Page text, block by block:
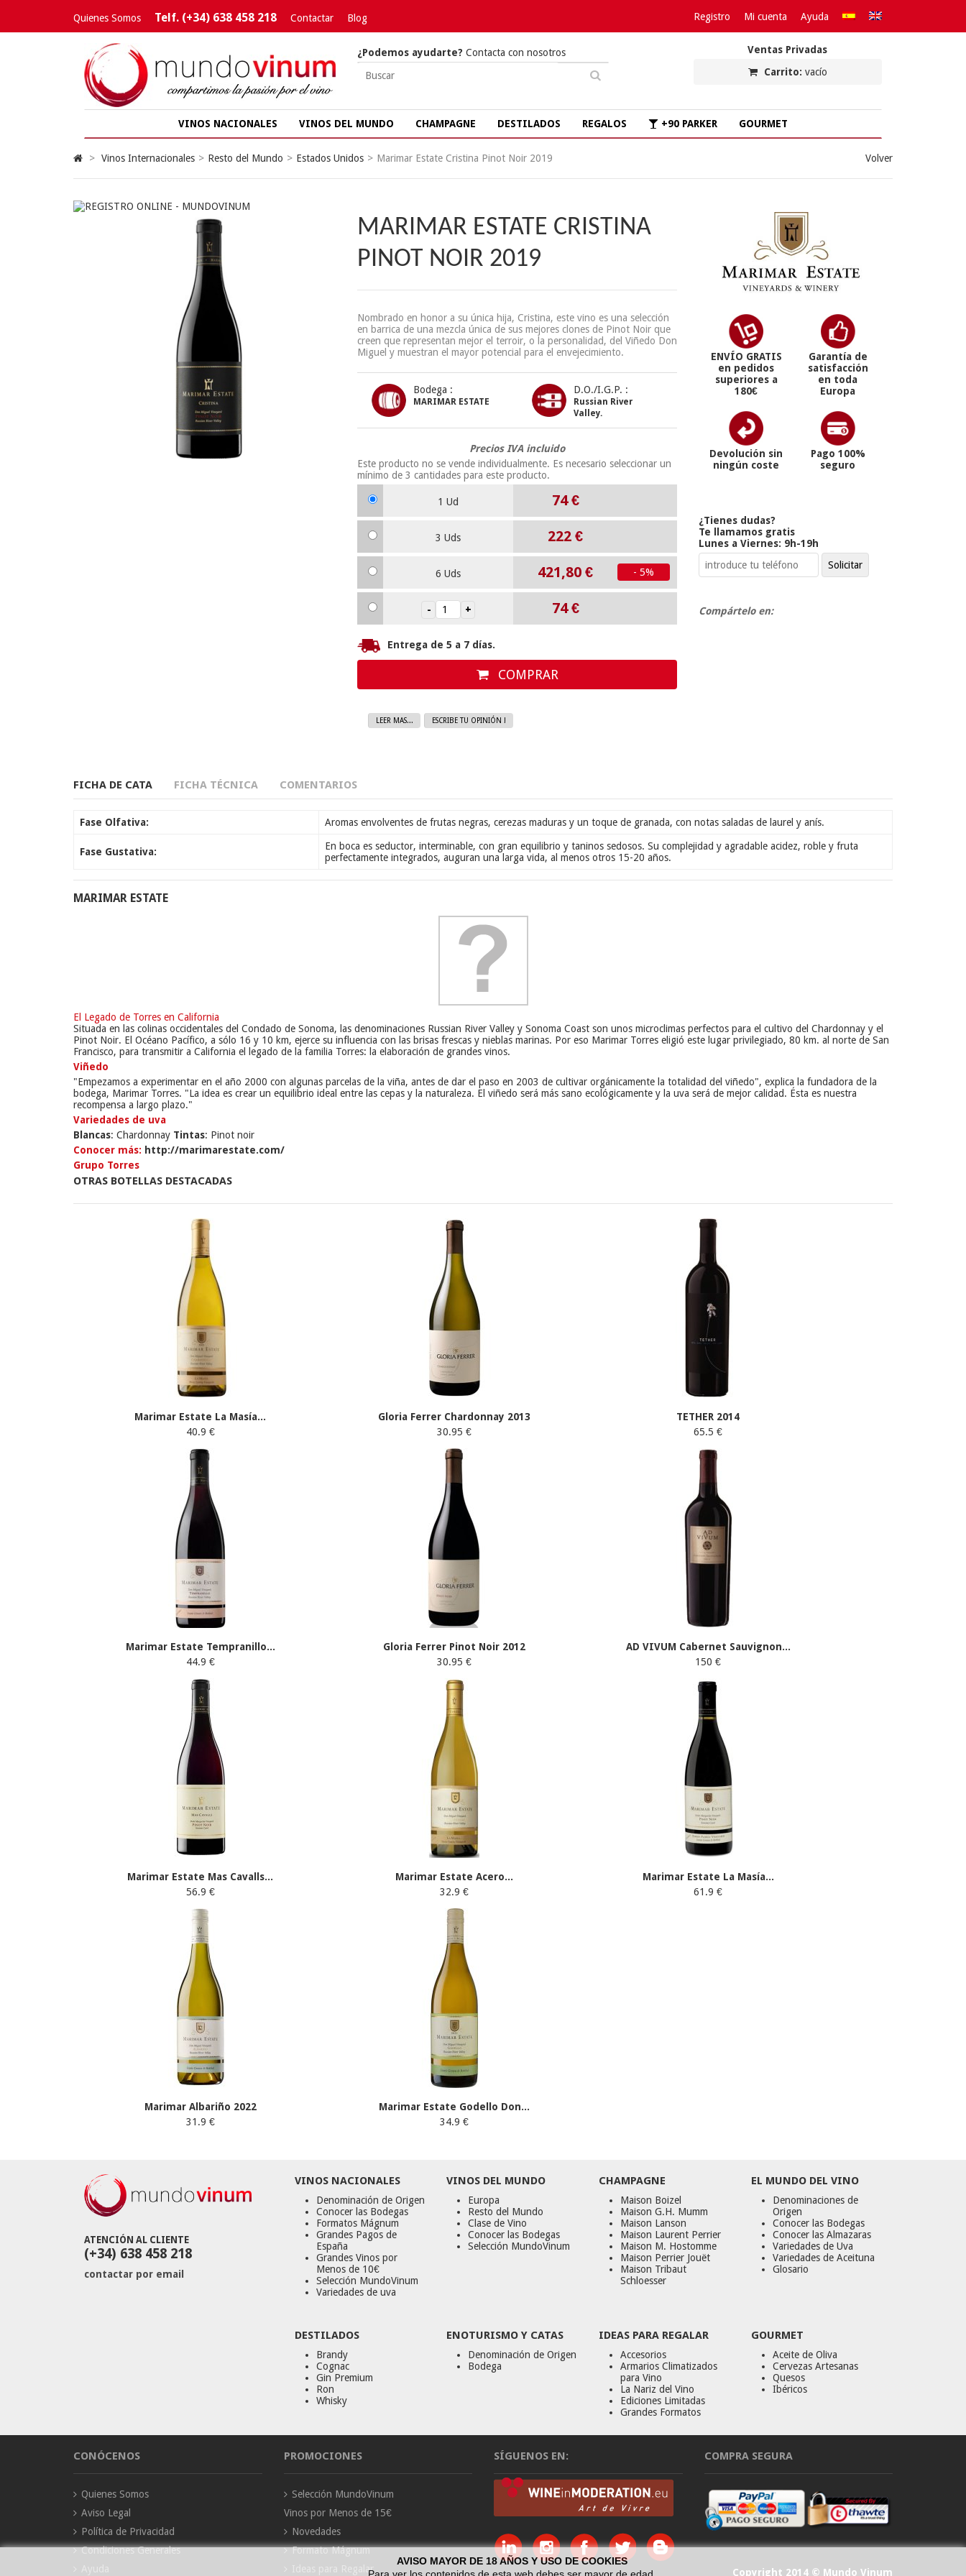
Quienes Somos Telf. (+34) 638 458 218 Contactar Blog Registro Mi cuenta Ayuda
Ventas Privadas
Carrito: vacío
¿Podemos ayudarte? Contacta con nosotros
VINOS NACIONALES VINOS DEL MUNDO CHAMPAGNE DESTILADOS REGALOS +90 PARKER GOURMET
> Vinos Internacionales > Resto del Mundo > Estados Unidos > Marimar Estate Cristina Pinot Noir 2019 Volver
MARIMAR ESTATE CRISTINA
PINOT NOIR 2019
Nombrado en honor a su única hija, Cristina, este vino es una selección
en barrica de una mezcla única de sus mejores clones de Pinot Noir que
creen que representan mejor el terroir, o la personalidad, del Viñedo Don
Miguel y muestran el mayor potencial para el envejecimiento.
Bodega :
MARIMAR ESTATE
D.O./I.G.P. :
Russian River
Valley.
Precios IVA incluido
Este producto no se vende individualmente. Es necesario seleccionar un
mínimo de 3 cantidades para este producto.
1 Ud 74€
3 Uds 222€
6 Uds 421,80 € - 5%
74€
Entrega de 5 a 7 días.
COMPRAR
LEER MAS... ESCRIBE TU OPINIÓN !
ENVÍO GRATIS
en pedidos
superiores a
180€
Garantía de
satisfacción
en toda
Europa
Devolución sin
ningún coste
Pago 100%
seguro
¿Tienes dudas?
Te llamamos gratis
Lunes a Viernes: 9h-19h
Compártelo en:
FICHA DE CATA FICHA TÉCNICA COMENTARIOS
Fase Olfativa: Aromas envolventes de frutas negras, cerezas maduras y un toque de granada, con notas saladas de laurel y anís.
Fase Gustativa:
En boca es seductor, interminable, con gran equilibrio y taninos sedosos. Su complejidad y agradable acidez, roble y fruta
perfectamente integrados, auguran una larga vida, al menos otros 15-20 años.
MARIMAR ESTATE
El Legado de Torres en California
Situada en las colinas occidentales del Condado de Sonoma, las denominaciones Russian River Valley y Sonoma Coast son unos microclimas perfectos para el cultivo del Chardonnay y el
Pinot Noir. El Océano Pacífico, a sólo 16 y 10 km, ejerce su influencia con las brisas frescas y nieblas marinas. Por eso Marimar Torres eligió este lugar privilegiado, 80 km. al norte de San
Francisco, para transmitir a California el legado de la familia Torres: la elaboración de grandes vinos.
Viñedo
"Empezamos a experimentar en el año 2000 con algunas parcelas de la viña, antes de dar el paso en 2003 de cultivar orgánicamente la totalidad del viñedo", explica la fundadora de la
bodega, Marimar Torres. "La idea es crear un equilibrio ideal entre las cepas y la naturaleza. El viñedo será más sano ecológicamente y la uva será de mejor calidad. Ésta es nuestra
recompensa a largo plazo."
Variedades de uva
Blancas: Chardonnay Tintas: Pinot noir
Conocer más: http://marimarestate.com/
Grupo Torres
OTRAS BOTELLAS DESTACADAS
Marimar Estate La Masía...
40.9 €
Gloria Ferrer Chardonnay 2013
30.95 €
TETHER 2014
65.5 €
Marimar Estate Tempranillo...
44.9 €
Gloria Ferrer Pinot Noir 2012
30.95 €
AD VIVUM Cabernet Sauvignon...
150 €
Marimar Estate Mas Cavalls...
56.9 €
Marimar Estate Acero...
32.9 €
Marimar Estate La Masía...
61.9 €
Marimar Albariño 2022
31.9 €
Marimar Estate Godello Don...
34.9 €
ATENCIÓN AL CLIENTE
(+34) 638 458 218
contactar por email
VINOS NACIONALES
Denominación de Origen
Conocer las Bodegas
Formatos Mágnum
Grandes Pagos de
España
Grandes Vinos por
Menos de 10€
Selección MundoVinum
Variedades de uva
VINOS DEL MUNDO
Europa
Resto del Mundo
Clase de Vino
Conocer las Bodegas
Selección MundoVinum
CHAMPAGNE
Maison Boizel
Maison G.H. Mumm
Maison Lanson
Maison Laurent Perrier
Maison M. Hostomme
Maison Perrier Jouët
Maison Tribaut
Schloesser
EL MUNDO DEL VINO
Denominaciones de
Origen
Conocer las Bodegas
Conocer las Almazaras
Variedades de Uva
Variedades de Aceituna
Glosario
DESTILADOS
Brandy
Cognac
Gin Premium
Ron
Whisky
ENOTURISMO Y CATAS
Denominación de Origen
Bodega
IDEAS PARA REGALAR
Accesorios
Armarios Climatizados
para Vino
La Nariz del Vino
Ediciones Limitadas
Grandes Formatos
GOURMET
Aceite de Oliva
Cervezas Artesanas
Quesos
Ibéricos
CONÓCENOS
Quienes Somos
Aviso Legal
Política de Privacidad
Condiciones Generales
PROMOCIONES
Selección MundoVinum
Vinos por Menos de 15€
Novedades
Formato Mágnum
Ideas para Regalar
SÍGUENOS EN: COMPRA SEGURA
AVISO MAYOR DE 18 AÑOS Y USO DE COOKIES
Copyright 2014 © Mundo Vinum